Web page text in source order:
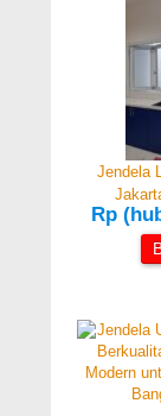
Jendela
Rp